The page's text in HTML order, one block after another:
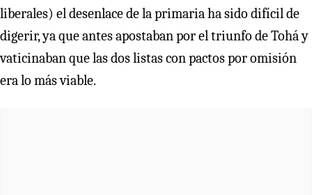
liberales) el desenlace de la primaria ha sido difícil de
digerir, ya que antes apostaban por el triunfo de Tohá y
vaticinaban que las dos listas con pactos por omisión
era lo más viable.